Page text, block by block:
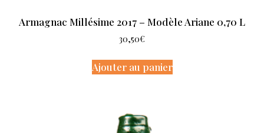
Armagnac Millésime 2017 – Modèle Ariane 0,70 L
30,50€
Ajouter au panier